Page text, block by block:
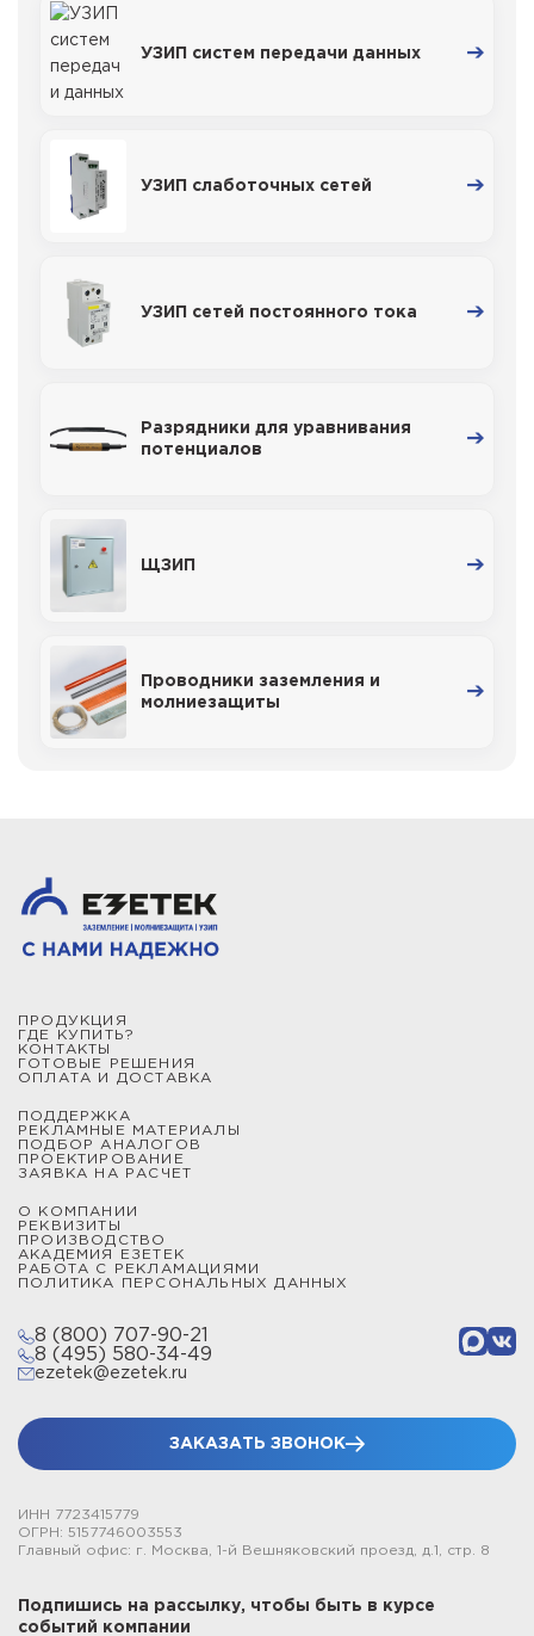
УЗИП систем передачи данных
УЗИП слаботочных сетей
УЗИП сетей постоянного тока
Разрядники для уравнивания
потенциалов
ЩЗИП
Проводники заземления и
молниезащиты
ПРОДУКЦИЯ
ГДЕ КУПИТЬ?
КОНТАКТЫ
ГОТОВЫЕ РЕШЕНИЯ
ОПЛАТА И ДОСТАВКА
ПОДДЕРЖКА
РЕКЛАМНЫЕ МАТЕРИАЛЫ
ПОДБОР АНАЛОГОВ
ПРОЕКТИРОВАНИЕ
ЗАЯВКА НА РАСЧЕТ
О КОМПАНИИ
РЕКВИЗИТЫ
ПРОИЗВОДСТВО
АКАДЕМИЯ ЕЗЕТЕК
РАБОТА С РЕКЛАМАЦИЯМИ
ПОЛИТИКА ПЕРСОНАЛЬНЫХ ДАННЫХ
8 (800) 707-90-21
8 (495) 580-34-49
ezetek@ezetek.ru
ЗАКАЗАТЬ ЗВОНОК
ИНН 7723415779
ОГРН: 5157746003553
Главный офис: г. Москва, 1-й Вешняковский проезд, д.1, стр. 8
Подпишись на рассылку, чтобы быть в курсе
событий компании